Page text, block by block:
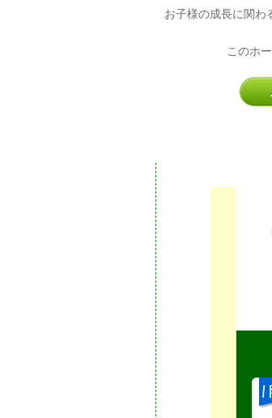
お子様の成長に関わ
このホ